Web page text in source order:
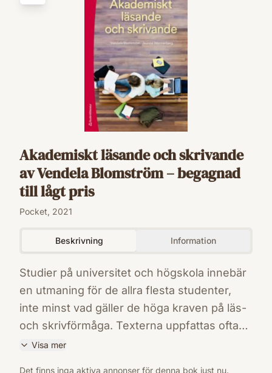
Akademiskt läsande och skrivande
av Vendela Blomström – begagnad
till lågt pris
Pocket, 2021
Beskrivning Information
Studier på universitet och högskola innebär
en utmaning för de allra flesta studenter,
inte minst vad gäller de höga kraven på läs-
och skrivförmåga. Texterna uppfattas ofta
som svårtillgängliga och de skriftliga
Visa mer
Det finns inga aktiva annonser för denna bok just nu.